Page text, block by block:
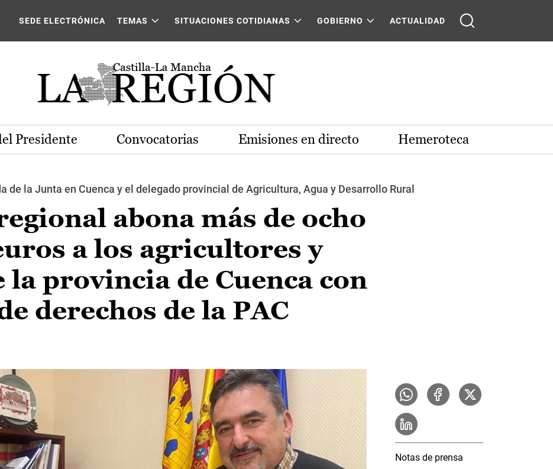
SEDE ELECTRÓNICA TEMAS SITUACIONES COTIDIANAS GOBIERNO ACTUALIDAD
Presidente Convocatorias Emisiones en directo Hemeroteca
de la Junta en Cuenca y el delegado provincial de Agricultura, Agua y Desarrollo Rural
abona más de ocho
a los agricultores y
la provincia de Cuenca con
derechos de la PAC
Notas de prensa